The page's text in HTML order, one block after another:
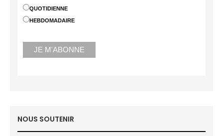
QUOTIDIENNE
HEBDOMADAIRE
NOUS SOUTENIR